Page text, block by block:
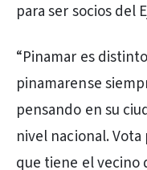
para ser socios del
“Pinamar es
pinamarense
pensando en su
nivel nacional.
que tiene el vecino